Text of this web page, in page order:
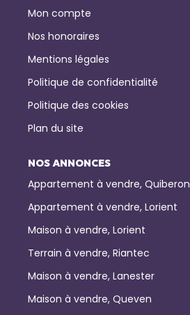
Mon compte
Nos honoraires
Mentions légales
Politique de confidentialité
Politique des cookies
Plan du site
NOS ANNONCES
Appartement à vendre, Quiberon
Appartement à vendre, Lorient
Maison à vendre, Lorient
Terrain à vendre, Riantec
Maison à vendre, Lanester
Maison à vendre, Queven